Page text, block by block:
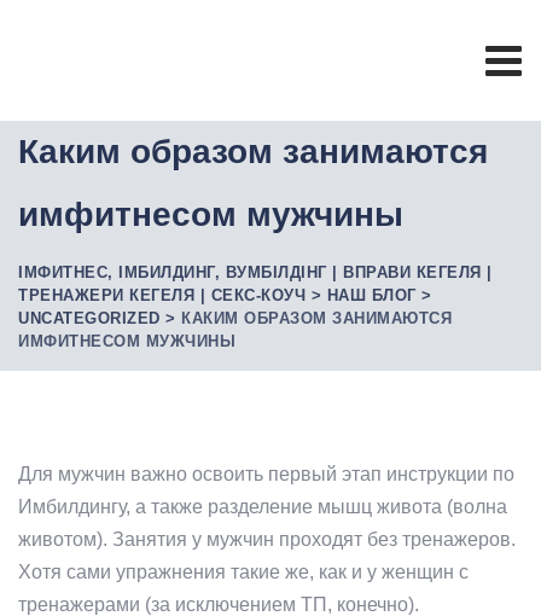
Каким образом занимаются
имфитнесом мужчины
ІМФИТНЕС, ІМБИЛДИНГ, ВУМБІЛДІНГ | ВПРАВИ КЕГЕЛЯ |
ТРЕНАЖЕРИ КЕГЕЛЯ | СЕКС-КОУЧ > НАШ БЛОГ >
UNCATEGORIZED > КАКИМ ОБРАЗОМ ЗАНИМАЮТСЯ
ИМФИТНЕСОМ МУЖЧИНЫ
Для мужчин важно освоить первый этап инструкции по
Имбилдингу, а также разделение мышц живота (волна
животом). Занятия у мужчин проходят без тренажеров.
Хотя сами упражнения такие же, как и у женщин с
тренажерами (за исключением ТП, конечно).